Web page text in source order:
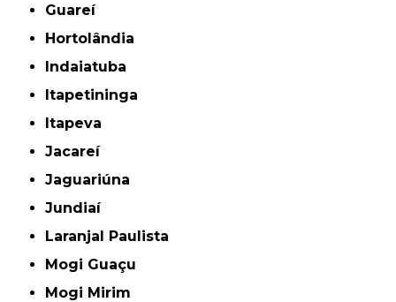
Guareí
Hortolândia
Indaiatuba
Itapetininga
Itapeva
Jacareí
Jaguariúna
Jundiaí
Laranjal Paulista
Mogi Guaçu
Mogi Mirim